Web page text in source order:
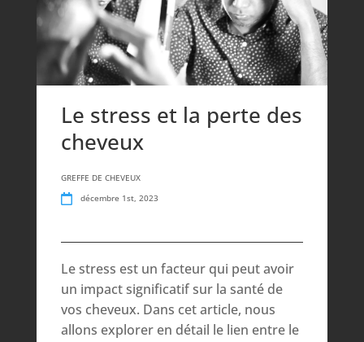
Le stress et la perte des
cheveux
GREFFE DE CHEVEUX
décembre 1st, 2023
Le stress est un facteur qui peut avoir
un impact significatif sur la santé de
vos cheveux. Dans cet article, nous
allons explorer en détail le lien entre le